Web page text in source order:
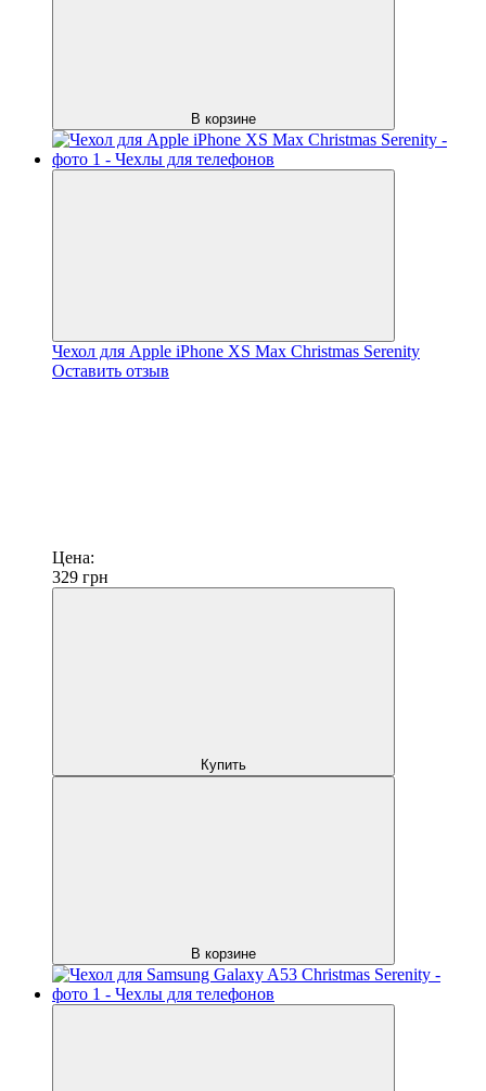
В корзине
Чехол для Apple iPhone XS Max Christmas Serenity
Оставить отзыв
Цена:
329 грн
Купить
В корзине